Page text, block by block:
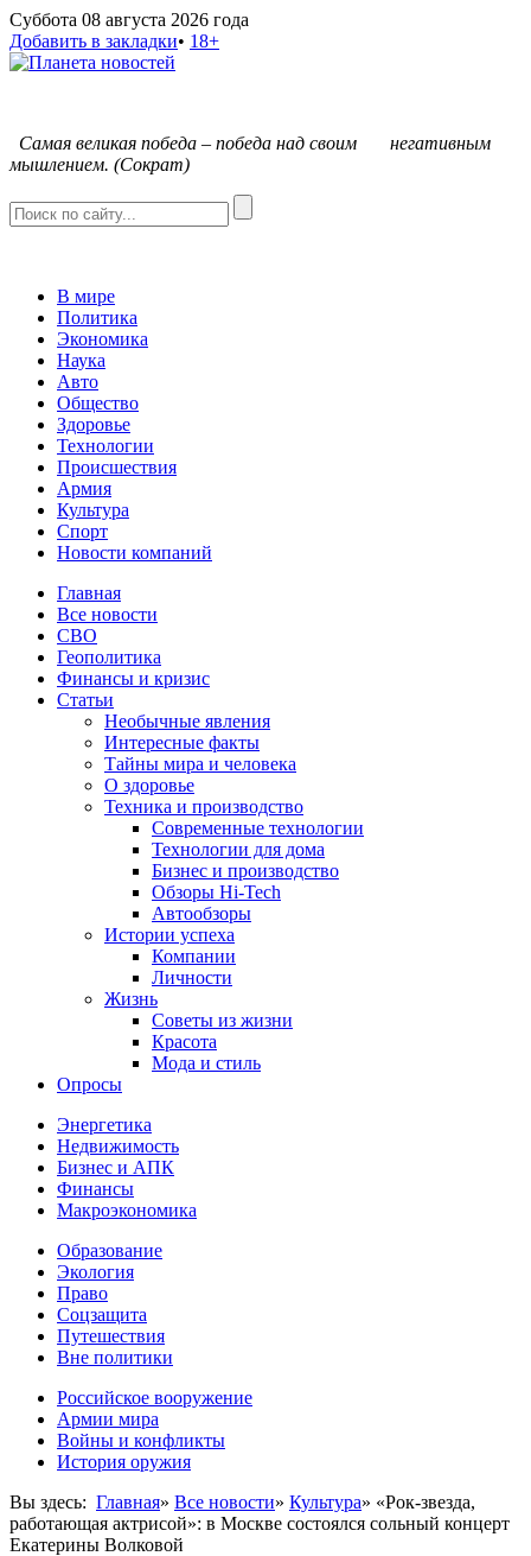
Суббота 08 августа 2026 года
Добавить в закладки• 18+
Самая великая победа – победа над своим негативным
мышлением. (Сократ)
В мире
Политика
Экономика
Наука
Авто
Общество
Здоровье
Технологии
Происшествия
Армия
Культура
Спорт
Новости компаний
Главная
Все новости
СВО
Геополитика
Финансы и кризис
Статьи
Необычные явления
Интересные факты
Тайны мира и человека
О здоровье
Техника и производство
Современные технологии
Технологии для дома
Бизнес и производство
Обзоры Hi-Tech
Автообзоры
Истории успеха
Компании
Личности
Жизнь
Советы из жизни
Красота
Мода и стиль
Опросы
Энергетика
Недвижимость
Бизнес и АПК
Финансы
Макроэкономика
Образование
Экология
Право
Соцзащита
Путешествия
Вне политики
Российское вооружение
Армии мира
Войны и конфликты
История оружия
Вы здесь: Главная» Все новости» Культура» «Рок-звезда,
работающая актрисой»: в Москве состоялся сольный концерт
Екатерины Волковой